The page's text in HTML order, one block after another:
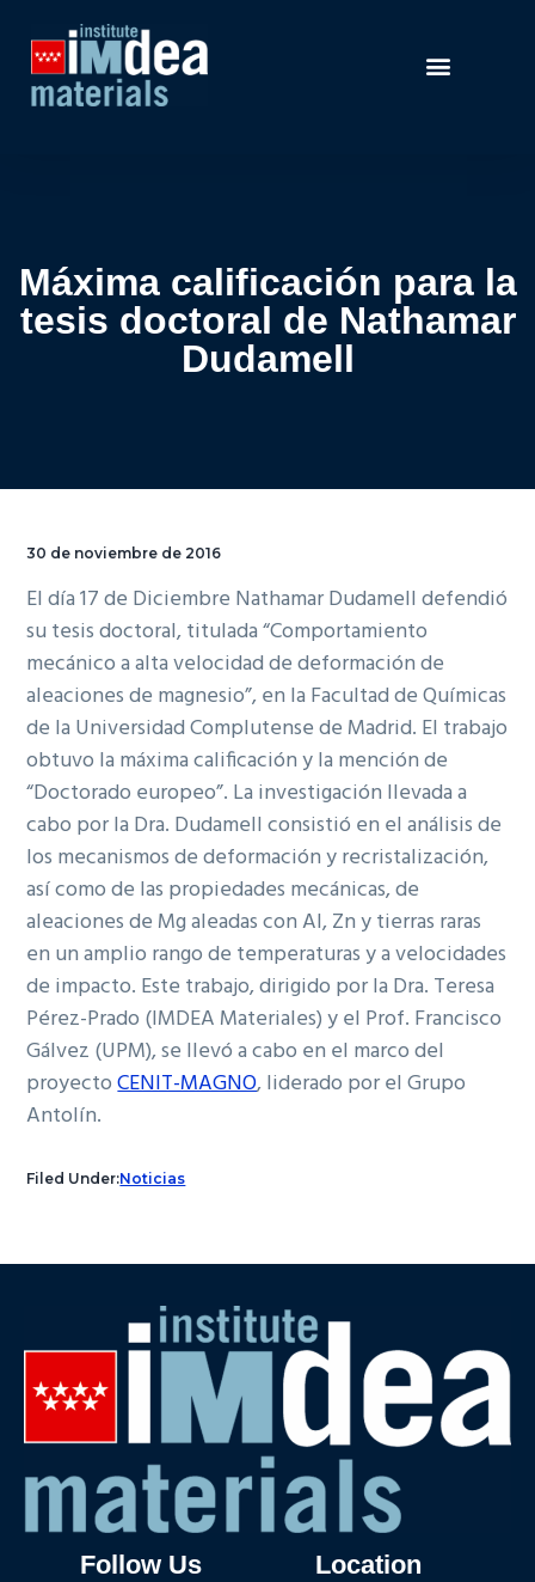
Máxima calificación para la
tesis doctoral de Nathamar
Dudamell
30 de noviembre de 2016
El día 17 de Diciembre Nathamar Dudamell defendió
su tesis doctoral, titulada “Comportamiento
mecánico a alta velocidad de deformación de
aleaciones de magnesio”, en la Facultad de Químicas
de la Universidad Complutense de Madrid. El trabajo
obtuvo la máxima calificación y la mención de
“Doctorado europeo”. La investigación llevada a
cabo por la Dra. Dudamell consistió en el análisis de
los mecanismos de deformación y recristalización,
así como de las propiedades mecánicas, de
aleaciones de Mg aleadas con Al, Zn y tierras raras
en un amplio rango de temperaturas y a velocidades
de impacto. Este trabajo, dirigido por la Dra. Teresa
Pérez-Prado (IMDEA Materiales) y el Prof. Francisco
Gálvez (UPM), se llevó a cabo en el marco del
proyectoCENIT-MAGNO, liderado por el Grupo
Antolín.
Filed Under:Noticias
Follow Us Location